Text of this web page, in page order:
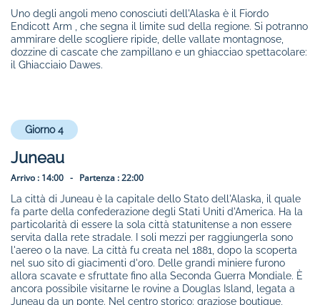
Uno degli angoli meno conosciuti dell'Alaska è il Fiordo
Endicott Arm , che segna il limite sud della regione. Si potranno
ammirare delle scogliere ripide, delle vallate montagnose,
dozzine di cascate che zampillano e un ghiacciao spettacolare:
il Ghiacciaio Dawes.
Giorno 4
Juneau
Arrivo : 14:00 - Partenza :22:00
La città di Juneau è la capitale dello Stato dell'Alaska, il quale
fa parte della confederazione degli Stati Uniti d'America. Ha la
particolarità di essere la sola città statunitense a non essere
servita dalla rete stradale. I soli mezzi per raggiungerla sono
l'aereo o la nave. La città fu creata nel 1881, dopo la scoperta
nel suo sito di giacimenti d'oro. Delle grandi miniere furono
allora scavate e sfruttate fino alla Seconda Guerra Mondiale. È
ancora possibile visitarne le rovine a Douglas Island, legata a
Juneau da un ponte. Nel centro storico: graziose boutique,